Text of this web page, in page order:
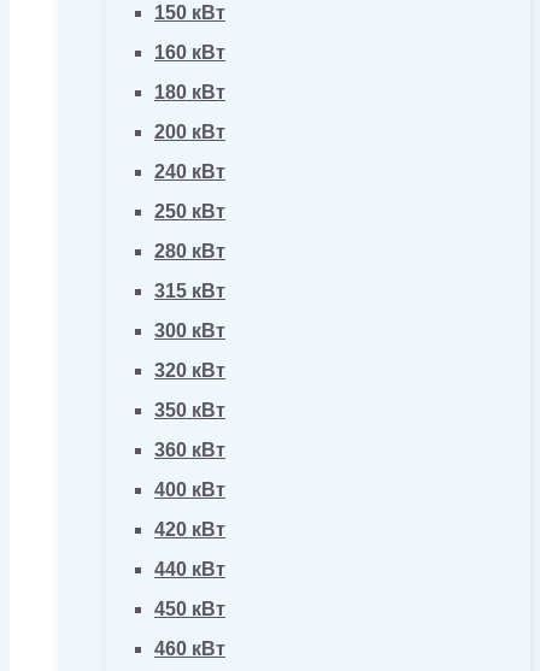
150 кВт
160 кВт
180 кВт
200 кВт
240 кВт
250 кВт
280 кВт
315 кВт
300 кВт
320 кВт
350 кВт
360 кВт
400 кВт
420 кВт
440 кВт
450 кВт
460 кВт